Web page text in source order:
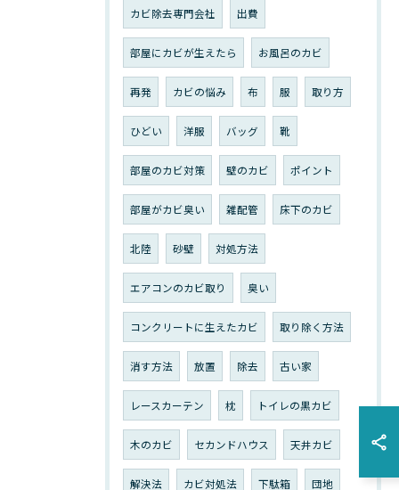
カビ除去専門会社 出費
部屋にカビが生えたら お風呂のカビ
再発 カビの悩み 布 服 取り方
ひどい 洋服 バッグ 靴
部屋のカビ対策 壁のカビ ポイント
部屋がカビ臭い 雑配管 床下のカビ
北陸 砂壁 対処方法
エアコンのカビ取り 臭い
コンクリートに生えたカビ 取り除く方法
消す方法 放置 除去 古い家
レースカーテン 枕 トイレの黒カビ
木のカビ セカンドハウス 天井カビ
解決法 カビ対処法 下駄箱 団地